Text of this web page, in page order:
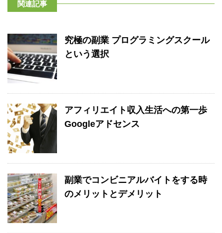
関連記事
究極の副業 プログラミングスクール
という選択
アフィリエイト収入生活への第一歩
Googleアドセンス
副業でコンビニアルバイトをする時
のメリットとデメリット